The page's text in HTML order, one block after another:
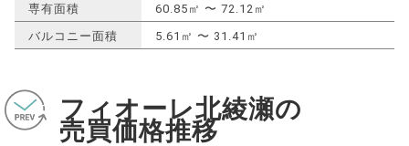
専有面積
60.85㎡ 〜 72.12㎡
バルコニー面積
5.61㎡ 〜 31.41㎡
フィオーレ北綾瀬の
売買価格推移